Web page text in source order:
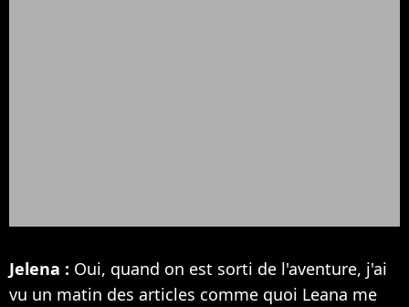
Jelena : Oui, quand on est sorti de l'aventure, j'ai
vu un matin des articles comme quoi Leana me